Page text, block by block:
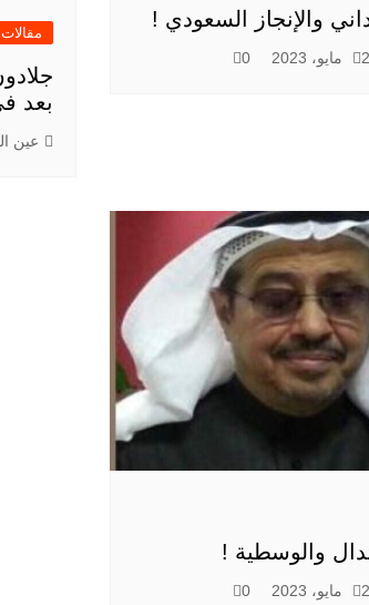
والإنجاز السعودي !
0
مقالات
بعد
عين
والوسطية !
0